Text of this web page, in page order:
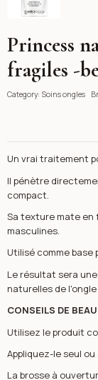
Princess
fragiles -
Category: Soins ongles
Un vrai traitement
Il pénètre
compact.
Sa texture mate en
masculines.
Utilisé comme base
Le résultat sera
naturelles de
CONSEILS DE
Utilisez le produit
Appliquez-le seul
La brosse à